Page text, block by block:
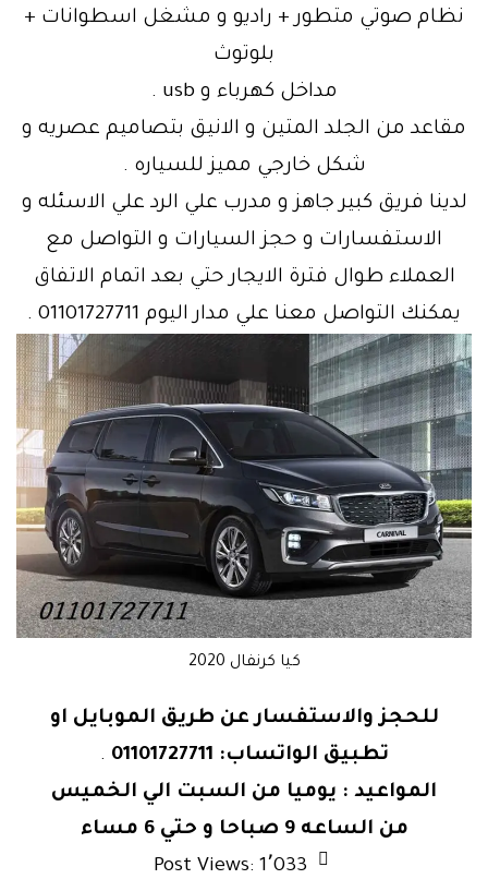
نظام صوتي متطور + راديو و مشغل اسطوانات +
بلوتوث
مداخل كهرباء و usb .
مقاعد من الجلد المتين و الانيق بتصاميم عصريه و
شكل خارجي مميز للسياره .
لدينا فريق كبير جاهز و مدرب علي الرد علي الاسئله و
الاستفسارات و حجز السيارات و التواصل مع
العملاء طوال فترة الايجار حتي بعد اتمام الاتفاق
يمكنك التواصل معنا علي مدار اليوم 01101727711 .
كيا كرنفال 2020
للحجز والاستفسار عن طريق الموبايل او
تطبيق الواتساب: 01101727711
.
المواعيد : يوميا من السبت الي الخميس
من الساعه 9 صباحا و حتي 6 مساء
Post Views: 1٬033